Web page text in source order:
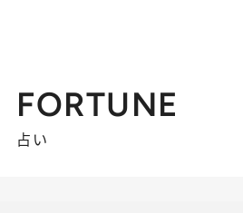
FORTUNE
占い